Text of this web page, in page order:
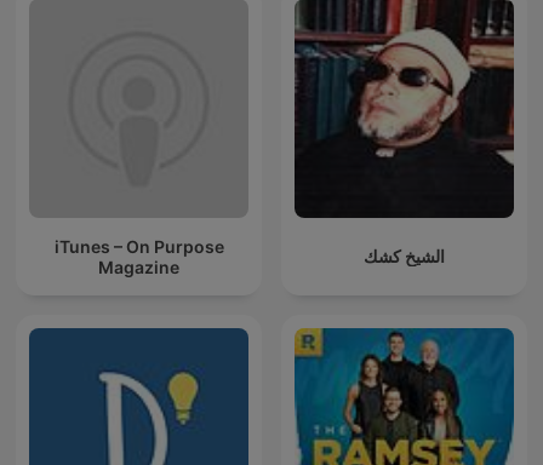
iTunes – On Purpose
Magazine
الشيخ كشك